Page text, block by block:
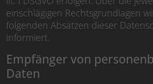
einschlägigen Rechtsgrundlagen
folgenden Absätzen dieser
informiert.
Empfänger von
Daten